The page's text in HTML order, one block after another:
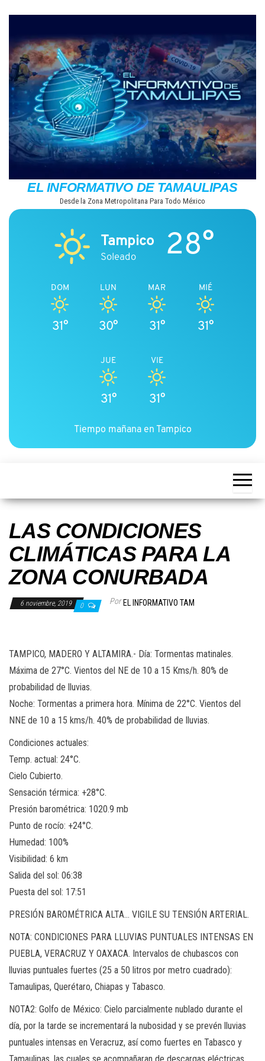
contenido
EL INFORMATIVO DE TAMAULIPAS
Desde la Zona Metropolitana Para Todo México
Tampico
Soleado 28°
DOM
31°
LUN
30°
MAR
31°
MIÉ
31°
JUE
31°
VIE
31°
Tiempo mañana en Tampico
LAS CONDICIONES
CLIMÁTICAS PARA LA
ZONA CONURBADA
6 noviembre, 2019 0 Por EL INFORMATIVO TAM
TAMPICO, MADERO Y ALTAMIRA.- Día: Tormentas matinales.
Máxima de 27°C. Vientos del NE de 10 a 15 Kms/h. 80% de
probabilidad de lluvias.
Noche: Tormentas a primera hora. Mínima de 22°C. Vientos del
NNE de 10 a 15 kms/h. 40% de probabilidad de lluvias.
Condiciones actuales:
Temp. actual: 24°C.
Cielo Cubierto.
Sensación térmica: +28°C.
Presión barométrica: 1020.9 mb
Punto de rocío: +24°C.
Humedad: 100%
Visibilidad: 6 km
Salida del sol: 06:38
Puesta del sol: 17:51
PRESIÓN BAROMÉTRICA ALTA… VIGILE SU TENSIÓN ARTERIAL.
NOTA: CONDICIONES PARA LLUVIAS PUNTUALES INTENSAS EN
PUEBLA, VERACRUZ Y OAXACA. Intervalos de chubascos con
lluvias puntuales fuertes (25 a 50 litros por metro cuadrado):
Tamaulipas, Querétaro, Chiapas y Tabasco.
NOTA2: Golfo de México: Cielo parcialmente nublado durante el
día, por la tarde se incrementará la nubosidad y se prevén lluvias
puntuales intensas en Veracruz, así como fuertes en Tabasco y